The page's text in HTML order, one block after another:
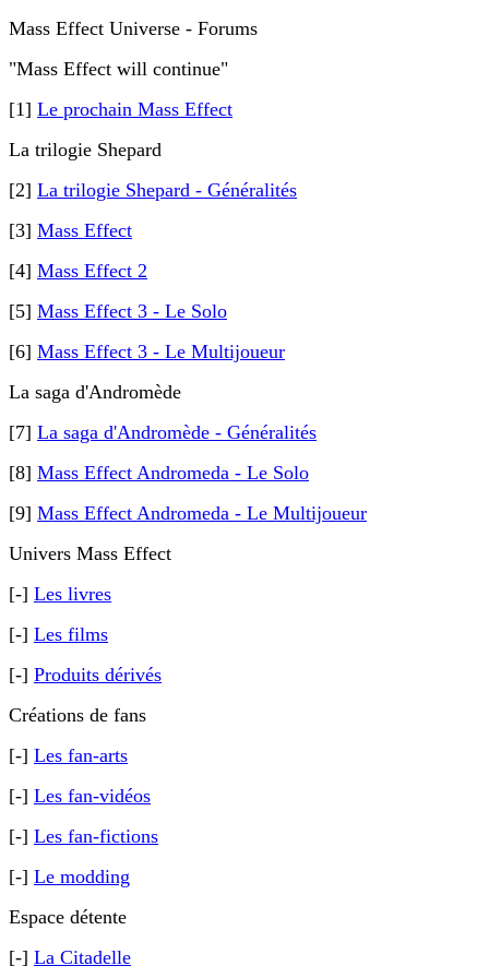
Mass Effect Universe - Forums
"Mass Effect will continue"
[1] Le prochain Mass Effect
La trilogie Shepard
[2] La trilogie Shepard - Généralités
[3] Mass Effect
[4] Mass Effect 2
[5] Mass Effect 3 - Le Solo
[6] Mass Effect 3 - Le Multijoueur
La saga d'Andromède
[7] La saga d'Andromède - Généralités
[8] Mass Effect Andromeda - Le Solo
[9] Mass Effect Andromeda - Le Multijoueur
Univers Mass Effect
[-] Les livres
[-] Les films
[-] Produits dérivés
Créations de fans
[-] Les fan-arts
[-] Les fan-vidéos
[-] Les fan-fictions
[-] Le modding
Espace détente
[-] La Citadelle